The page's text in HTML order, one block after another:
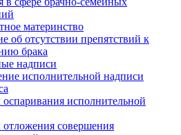
материнство
об отсутствии препятствий к
брака
надписи
исполнительной надписи
исполнительной
совершения